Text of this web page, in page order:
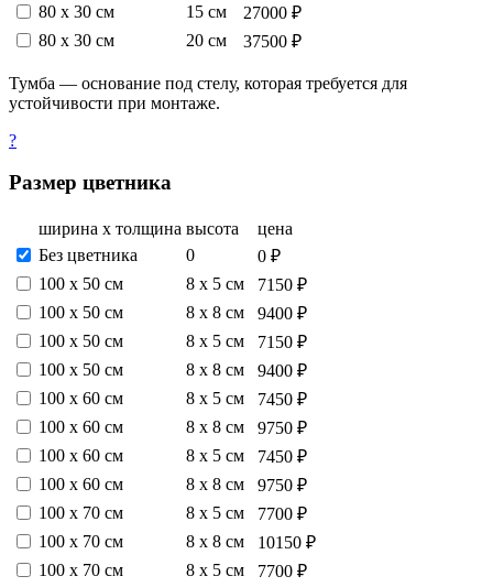
80 х 30 см
15 см
27000 ₽
80 х 30 см
20 см 37500 ₽
Тумба — основание под стелу, которая требуется для
устойчивости при монтаже.
?
Размер цветника
ширина х толщина высота
цена
Без цветника
0
0 ₽
100 х 50 см
8 х 5 см
7150 ₽
100 х 50 см
8 х 8 см
9400 ₽
100 х 50 см
8 х 5 см
7150 ₽
100 х 50 см
8 х 8 см
9400 ₽
100 х 60 см
8 х 5 см
7450 ₽
100 х 60 см
8 х 8 см
9750 ₽
100 х 60 см
8 х 5 см
7450 ₽
100 х 60 см
8 х 8 см
9750 ₽
100 х 70 см
8 х 5 см
7700 ₽
100 х 70 см
8 х 8 см
10150 ₽
100 х 70 см
8 х 5 см
7700 ₽